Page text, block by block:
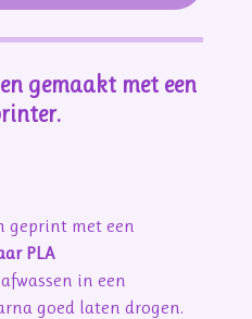
gemaakt met een
geprint met een
PLA
in een
goed laten drogen.